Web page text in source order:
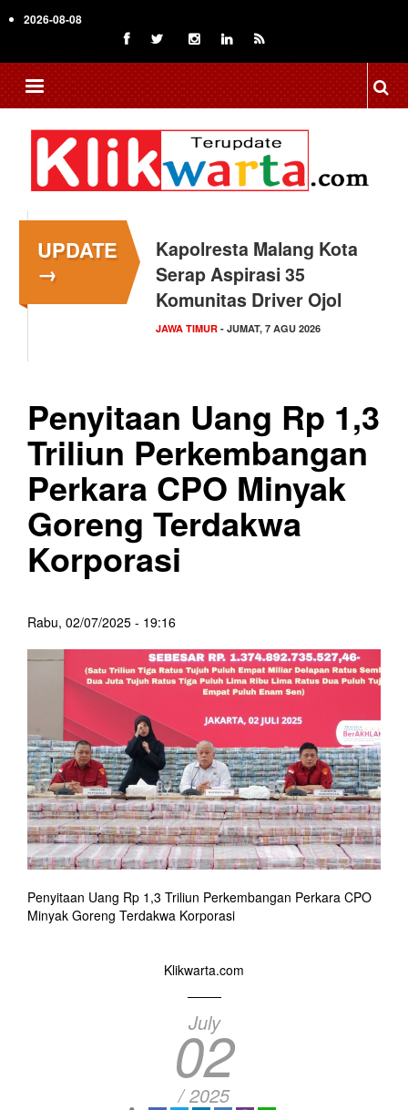
to
content
2026-08-08
UPDATE
→
Kapolresta Malang Kota
Serap Aspirasi 35
Komunitas Driver Ojol
JAWA TIMUR - JUMAT, 7 AGU 2026
Penyitaan Uang Rp 1,3
Triliun Perkembangan
Perkara CPO Minyak
Goreng Terdakwa
Korporasi
Rabu, 02/07/2025 - 19:16
Penyitaan Uang Rp 1,3 Triliun Perkembangan Perkara CPO
Minyak Goreng Terdakwa Korporasi
Klikwarta.com
July
02
/ 2025